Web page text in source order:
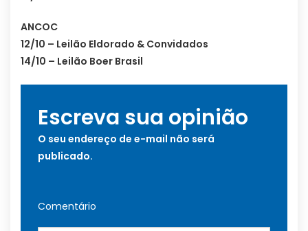
ANCOC
12/10 – Leilão Eldorado & Convidados
14/10 – Leilão Boer Brasil
Escreva sua opinião
O seu endereço de e-mail não será
publicado.
Comentário